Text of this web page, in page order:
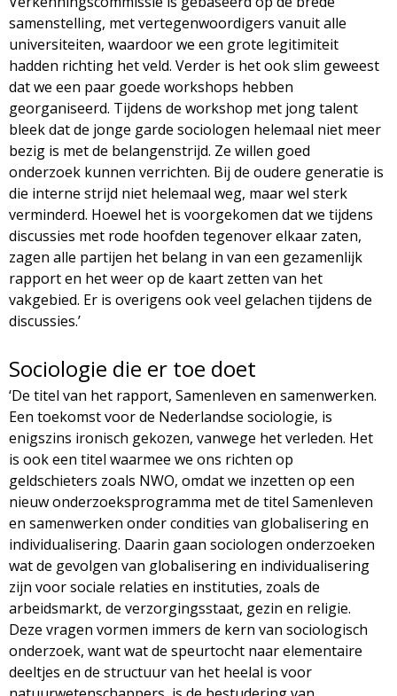
samenstelling, met vertegenwoordigers vanuit alle
universiteiten, waardoor we een grote legitimiteit
hadden richting het veld. Verder is het ook slim geweest
dat we een paar goede workshops hebben
georganiseerd. Tijdens de workshop met jong talent
bleek dat de jonge garde sociologen helemaal niet meer
bezig is met de belangenstrijd. Ze willen goed
onderzoek kunnen verrichten. Bij de oudere generatie is
die interne strijd niet helemaal weg, maar wel sterk
verminderd. Hoewel het is voorgekomen dat we tijdens
discussies met rode hoofden tegenover elkaar zaten,
zagen alle partijen het belang in van een gezamenlijk
rapport en het weer op de kaart zetten van het
vakgebied. Er is overigens ook veel gelachen tijdens de
discussies.’
Sociologie die er toe doet
‘De titel van het rapport, Samenleven en samenwerken.
Een toekomst voor de Nederlandse sociologie, is
enigszins ironisch gekozen, vanwege het verleden. Het
is ook een titel waarmee we ons richten op
geldschieters zoals NWO, omdat we inzetten op een
nieuw onderzoeksprogramma met de titel Samenleven
en samenwerken onder condities van globalisering en
individualisering. Daarin gaan sociologen onderzoeken
wat de gevolgen van globalisering en individualisering
zijn voor sociale relaties en instituties, zoals de
arbeidsmarkt, de verzorgingsstaat, gezin en religie.
Deze vragen vormen immers de kern van sociologisch
onderzoek, want wat de speurtocht naar elementaire
deeltjes en de structuur van het heelal is voor